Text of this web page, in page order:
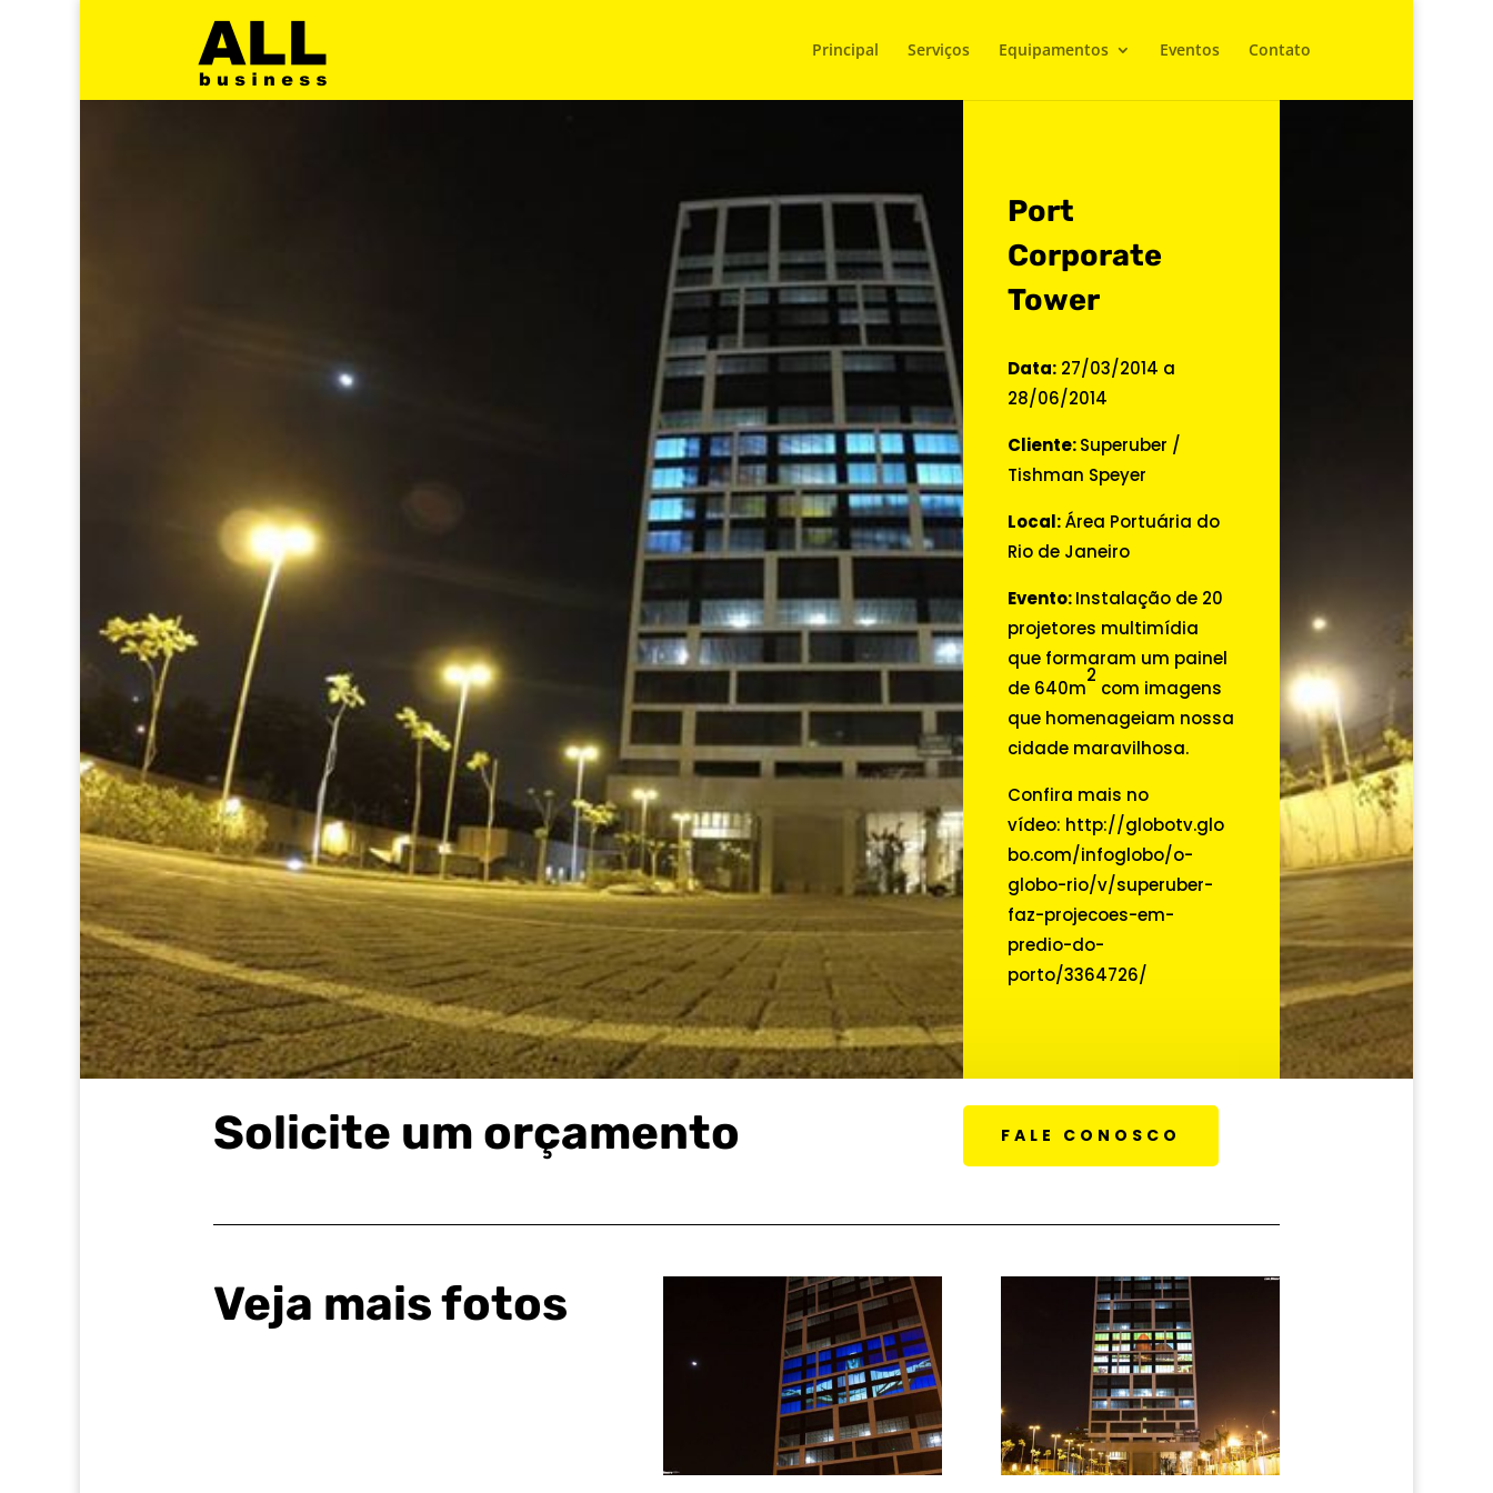
Principal Serviços Equipamentos Eventos Contato
Port
Corporate
Tower
Data: 27/03/2014 a
28/06/2014
Cliente:Superuber /
Tishman Speyer
Local:Área Portuária do
Rio de Janeiro
Evento:Instalação de 20
projetores multimídia
que formaram um painel
de 640m
2
com imagens
que homenageiam nossa
cidade maravilhosa.
Confira mais no
vídeo: http://globotv.glo
bo.com/infoglobo/o-
globo-rio/v/superuber-
faz-projecoes-em-
predio-do-
porto/3364726/
Solicite um orçamento FALE CONOSCO
Veja mais fotos